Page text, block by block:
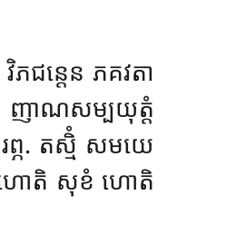
ជន្តេន ភគវតា
ញាណសម្បយុត្តំ
រព្ភ. តស្មិំ សមយេ
ហោតិ សុខំ ហោតិ